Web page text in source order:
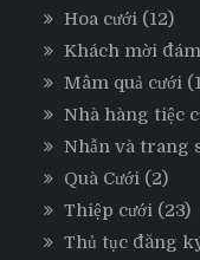
Hoa cưới (12)
Khách mời
Mâm quả cưới
Nhà hàng tiệc
Nhẫn và trang
Quà Cưới (2)
Thiệp cưới (23)
Thủ tục đăng